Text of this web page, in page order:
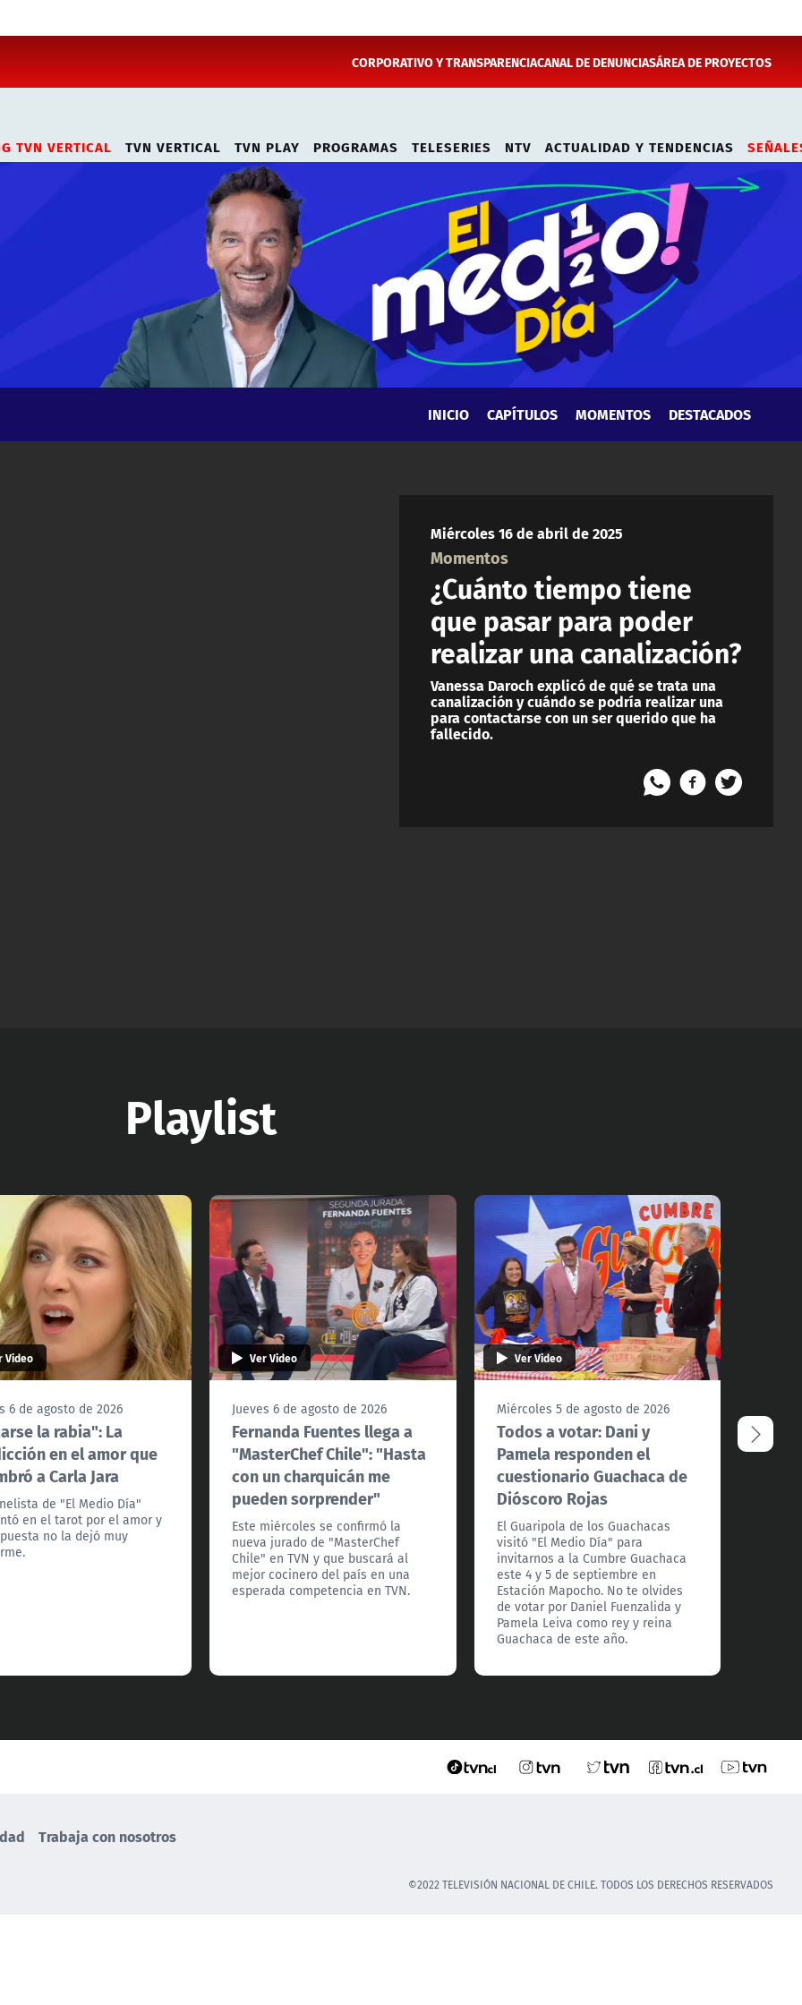
CORPORATIVO Y TRANSPARENCIACANAL DE DENUNCIASÁREA DE PROYECTOS
TVN VERTICAL TVN VERTICAL TVN PLAY PROGRAMAS TELESERIES NTV ACTUALIDAD Y TENDENCIAS
INICIO CAPÍTULOS MOMENTOS DESTACADOS
Miércoles 16 de abril de 2025
Momentos
¿Cuánto tiempo tiene
que pasar para poder
realizar una canalización?
Vanessa Daroch explicó de qué se trata una
canalización y cuándo se podría realizar una
para contactarse con un ser querido que ha
fallecido.
Playlist
Video
6 de agosto de 2026
la rabia": La
en el amor que
a Carla Jara
de "El Medio Día"
en el tarot por el amor y
no la dejó muy
Ver Video
Jueves 6 de agosto de 2026
Fernanda Fuentes llega a
"MasterChef Chile": "Hasta
con un charquicán me
pueden sorprender"
Este miércoles se confirmó la
nueva jurado de "MasterChef
Chile" en TVN y que buscará al
mejor cocinero del país en una
esperada competencia en TVN.
Ver Video
Miércoles 5 de agosto de 2026
Todos a votar: Dani y
Pamela responden el
cuestionario Guachaca de
Dióscoro Rojas
El Guaripola de los Guachacas
visitó "El Medio Día" para
invitarnos a la Cumbre Guachaca
este 4 y 5 de septiembre en
Estación Mapocho. No te olvides
de votar por Daniel Fuenzalida y
Pamela Leiva como rey y reina
Guachaca de este año.
Trabaja con nosotros
©2022 TELEVISIÓN NACIONAL DE CHILE. TODOS LOS DERECHOS RESERVADOS